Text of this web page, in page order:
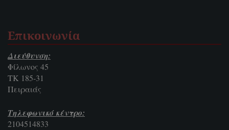
Επικοινωνία
Διεύθυνση:
Φίλωνος 45
ΤΚ 185-31
Πειραιάς
Τηλεφωνικό κέντρο:
2104514833